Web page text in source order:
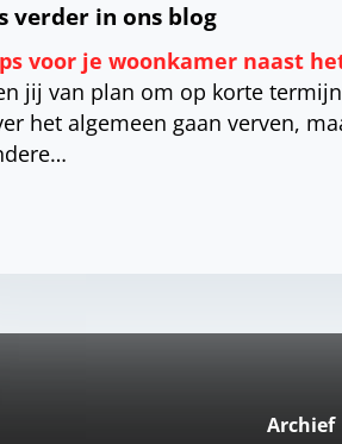
verder in ons blog
voor je woonkamer naast
jij van plan om op korte
het algemeen gaan verven,
Archief